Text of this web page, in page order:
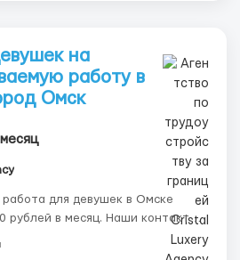
на
работу в
Омcк
для девушек в Омске
месяц. Наши контакты: •